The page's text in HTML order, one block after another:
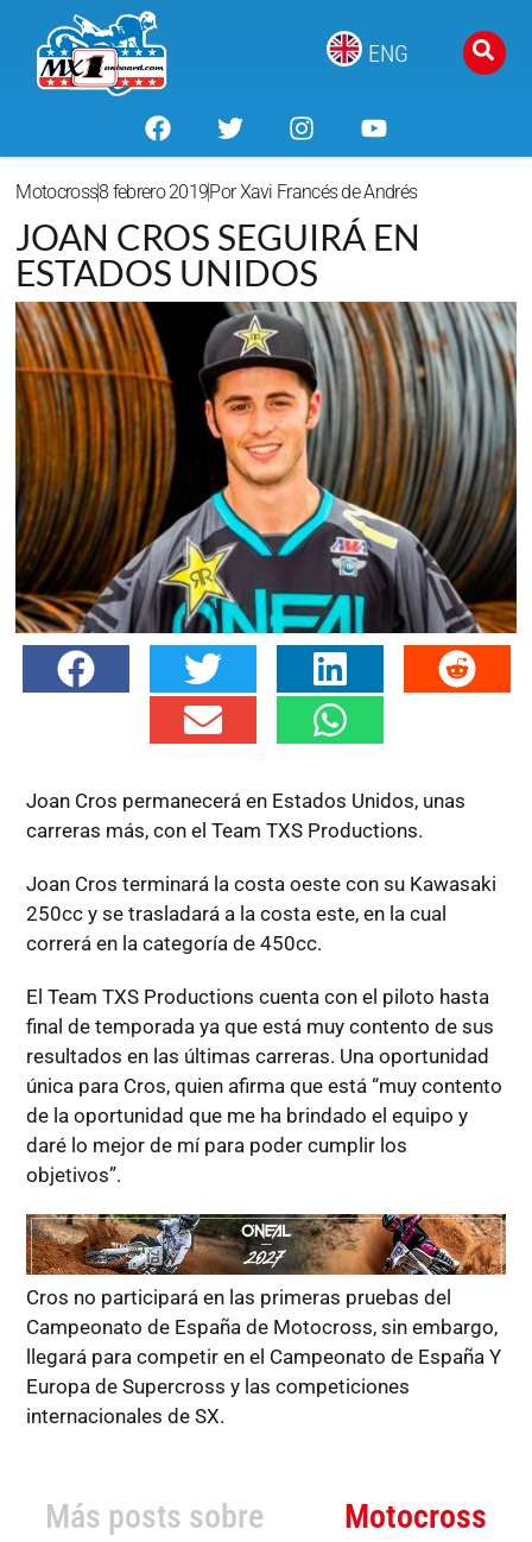
ENG
Motocross8 febrero 2019PorXavi Francés de Andrés
JOAN CROS SEGUIRÁ EN
ESTADOS UNIDOS
Joan Cros permanecerá en Estados Unidos, unas
carreras más, con el Team TXS Productions.
Joan Cros terminará la costa oeste con su Kawasaki
250cc y se trasladará a la costa este, en la cual
correrá en la categoría de 450cc.
El Team TXS Productions cuenta con el piloto hasta
final de temporada ya que está muy contento de sus
resultados en las últimas carreras. Una oportunidad
única para Cros, quien afirma que está “muy contento
de la oportunidad que me ha brindado el equipo y
daré lo mejor de mí para poder cumplir los
objetivos”.
Cros no participará en las primeras pruebas del
Campeonato de España de Motocross, sin embargo,
llegará para competir en el Campeonato de España Y
Europa de Supercross y las competiciones
internacionales de SX.
Más posts sobre Motocross